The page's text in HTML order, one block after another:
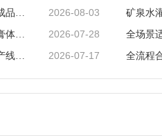
矿泉水灌装生产线全流程解析：从原水到成品的品质守护 2026-08-03
智能赋能精准生产，膏体灌装生产线助力膏体行业提质增效 2026-07-28
精准无菌、智能高效，现代化药液灌装生产线赋能制药行业升级 2026-07-17